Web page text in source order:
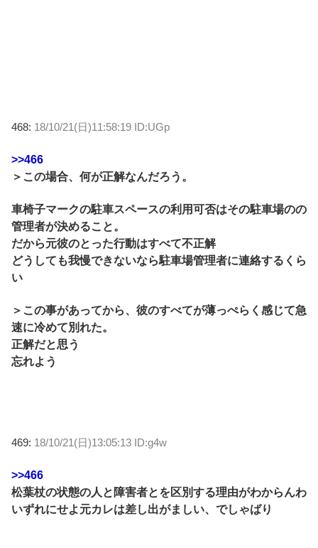
468: 18/10/21(日)11:58:19 ID:UGp
>>466
＞この場合、何が正解なんだろう。
車椅子マークの駐車スペースの利用可否はその駐車場のの
管理者が決めること。
だから元彼のとった行動はすべて不正解
どうしても我慢できないなら駐車場管理者に連絡するくら
い
＞この事があってから、彼のすべてが薄っぺらく感じて急
速に冷めて別れた。
正解だと思う
忘れよう
469: 18/10/21(日)13:05:13 ID:g4w
>>466
松葉杖の状態の人と障害者とを区別する理由がわからんわ
いずれにせよ元カレは差し出がましい、でしゃばり